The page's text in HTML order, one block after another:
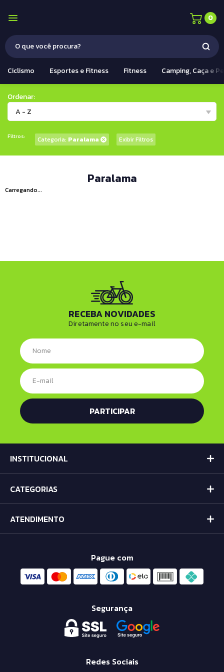
0
Ciclismo Esportes e Fitness Fitness Camping, Caça e
Ordenar:
A - Z
Filtros: Categoria: Paralama Exibir Filtros
Paralama
Carregando...
RECEBA NOVIDADES
Diretamente no seu e-mail
INSTITUCIONAL
CATEGORIAS
ATENDIMENTO
Pague com
Segurança
Redes Sociais